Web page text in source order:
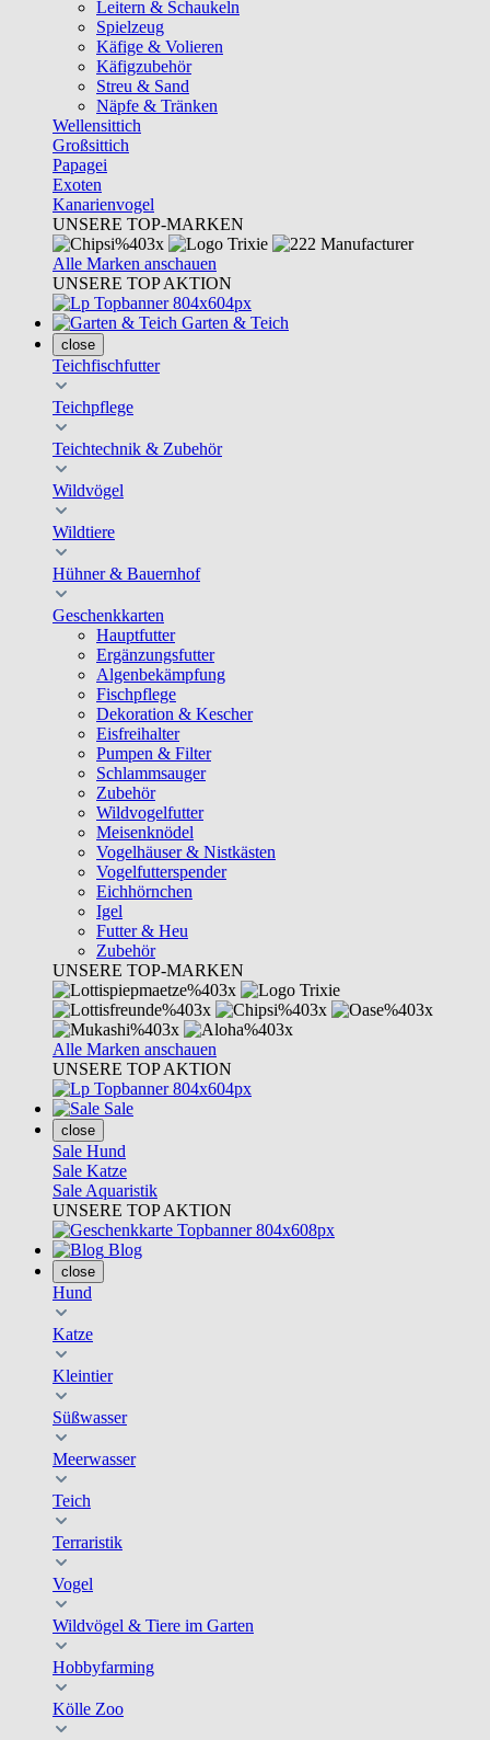
Leitern & Schaukeln
Spielzeug
Käfige & Volieren
Käfigzubehör
Streu & Sand
Näpfe & Tränken
Wellensittich
Großsittich
Papagei
Exoten
Kanarienvogel
UNSERE TOP-MARKEN
Alle Marken anschauen
UNSERE TOP AKTION
Garten & Teich
close
Teichfischfutter
Teichpflege
Teichtechnik & Zubehör
Wildvögel
Wildtiere
Hühner & Bauernhof
Geschenkkarten
Hauptfutter
Ergänzungsfutter
Algenbekämpfung
Fischpflege
Dekoration & Kescher
Eisfreihalter
Pumpen & Filter
Schlammsauger
Zubehör
Wildvogelfutter
Meisenknödel
Vogelhäuser & Nistkästen
Vogelfutterspender
Eichhörnchen
Igel
Futter & Heu
Zubehör
UNSERE TOP-MARKEN
Alle Marken anschauen
UNSERE TOP AKTION
Sale
close
Sale Hund
Sale Katze
Sale Aquaristik
UNSERE TOP AKTION
Blog
close
Hund
Katze
Kleintier
Süßwasser
Meerwasser
Teich
Terraristik
Vogel
Wildvögel & Tiere im Garten
Hobbyfarming
Kölle Zoo